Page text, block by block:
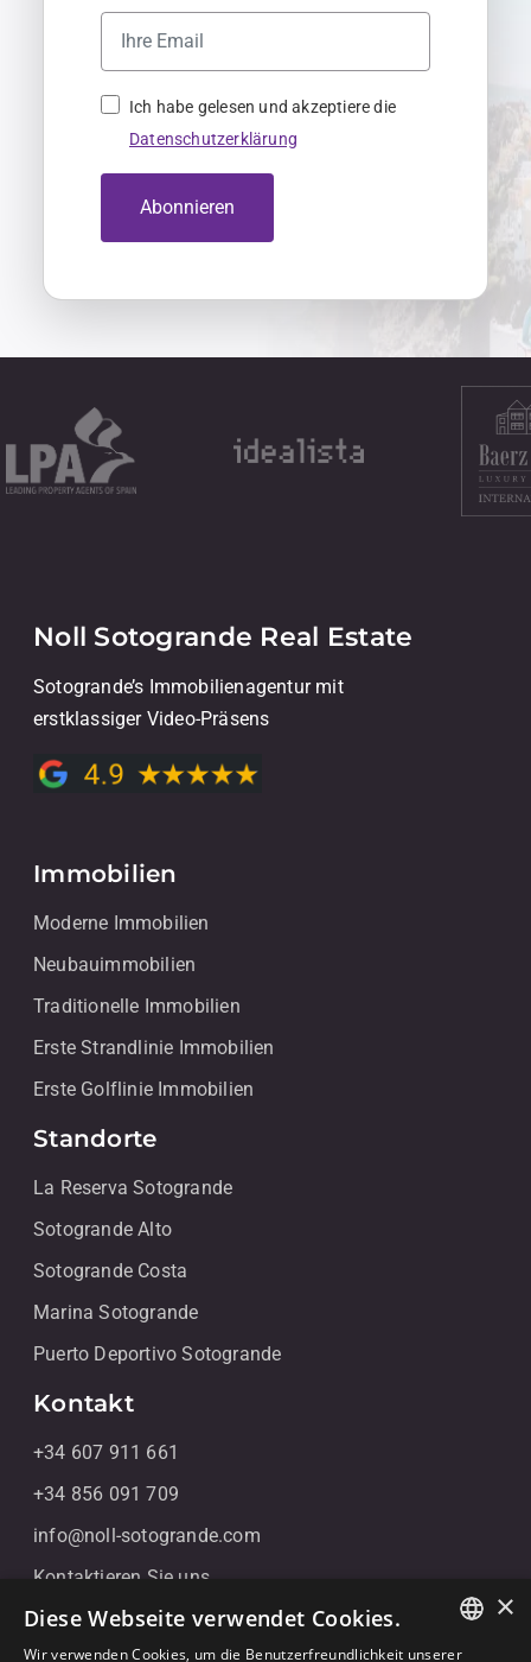
Ich habe gelesen und akzeptiere die
Datenschutzerklärung
Abonnieren
Noll Sotogrande Real Estate
Sotogrande’s Immobilienagentur mit
erstklassiger Video-Präsens
Immobilien
Moderne Immobilien
Neubauimmobilien
Traditionelle Immobilien
Erste Strandlinie Immobilien
Erste Golflinie Immobilien
Standorte
La Reserva Sotogrande
Sotogrande Alto
Sotogrande Costa
Marina Sotogrande
Puerto Deportivo Sotogrande
Kontakt
+34 607 911 661
+34 856 091 709
info@noll-sotogrande.com
Kontaktieren Sie uns
Galerias Paniagua Local 43 Avenida de Paniagua, s/n
11310 Sotogrande, Cádiz
×
Diese Webseite verwendet Cookies.
Wir verwenden Cookies, um die Benutzerfreundlichkeit unserer